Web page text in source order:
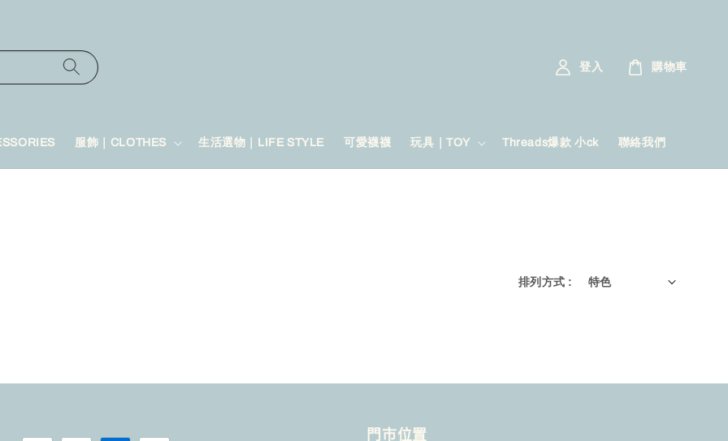
服飾｜CLOTHES 生活選物｜LIFE STYLE 可愛襪襪 玩具｜TOY Threads爆款 小ck 聯絡我們
登入 購物車
排列方式 :
門市位置